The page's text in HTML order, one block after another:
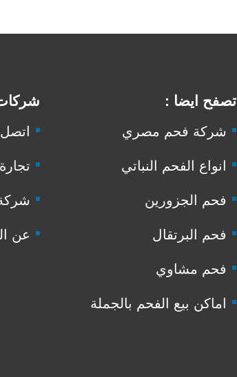
تصفح ايضا :
شركة فحم مصري
انواع الفحم النباتي
فحم الجزورين
فحم البرتقال
فحم مشاوي
اماكن بيع الفحم بالجملة
شركات
اتصل
عن